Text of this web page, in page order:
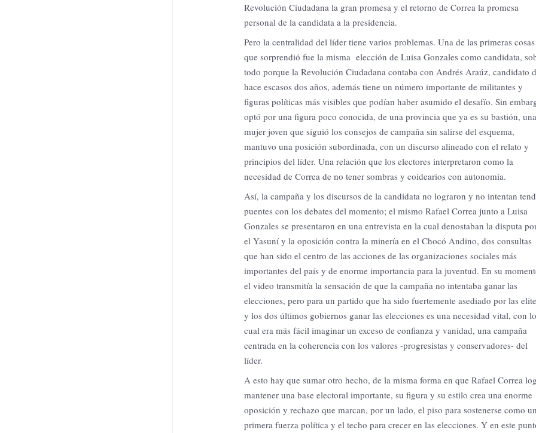
Revolución Ciudadana la gran promesa y el retorno de Correa la promesa
personal de la candidata a la presidencia.
Pero la centralidad del líder tiene varios problemas. Una de las primeras cosas
que sorprendió fue la misma elección de Luisa Gonzales como candidata,
todo porque la Revolución Ciudadana contaba con Andrés Araúz, candidato
hace escasos dos años, además tiene un número importante de militantes y
figuras políticas más visibles que podían haber asumido el desafío. Sin
optó por una figura poco conocida, de una provincia que ya es su bastión, una
mujer joven que siguió los consejos de campaña sin salirse del esquema,
mantuvo una posición subordinada, con un discurso alineado con el relato y
principios del líder. Una relación que los electores interpretaron como la
necesidad de Correa de no tener sombras y coidearios con autonomía.
Así, la campaña y los discursos de la candidata no lograron y no intentan
puentes con los debates del momento; el mismo Rafael Correa junto a Luisa
Gonzales se presentaron en una entrevista en la cual denostaban la disputa
el Yasuní y la oposición contra la minería en el Chocó Andino, dos consultas
que han sido el centro de las acciones de las organizaciones sociales más
importantes del país y de enorme importancia para la juventud. En su
el video transmitía la sensación de que la campaña no intentaba ganar las
elecciones, pero para un partido que ha sido fuertemente asediado por las
y los dos últimos gobiernos ganar las elecciones es una necesidad vital, con lo
cual era más fácil imaginar un exceso de confianza y vanidad, una campaña
centrada en la coherencia con los valores -progresistas y conservadores- del
líder.
A esto hay que sumar otro hecho, de la misma forma en que Rafael Correa
mantener una base electoral importante, su figura y su estilo crea una enorme
oposición y rechazo que marcan, por un lado, el piso para sostenerse como
primera fuerza política y el techo para crecer en las elecciones. Y en este